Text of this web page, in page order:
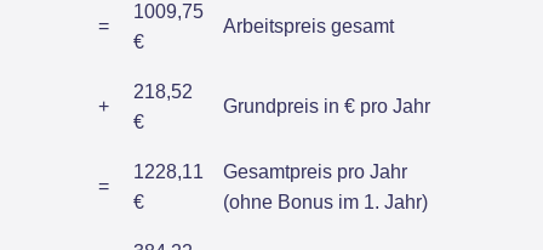
=
1009,75
€
Arbeitspreis gesamt
+
218,52
€
Grundpreis in € pro Jahr
=
1228,11
€
Gesamtpreis pro Jahr
(ohne Bonus im 1. Jahr)